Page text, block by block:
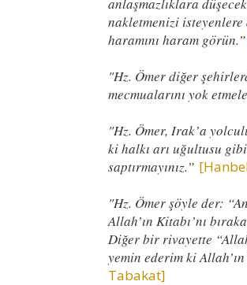
nakletmenizi isteyenlere
haramını haram görün.”
"Hz. Ömer diğer
mecmualarını yok
"Hz. Ömer, Irak’a
ki halkı arı uğultusu
saptırmayınız.”
"Hz. Ömer şöyle der:
Allah’ın Kitabı’nı
Diğer bir rivayette
yemin ederim ki
Tabakat]